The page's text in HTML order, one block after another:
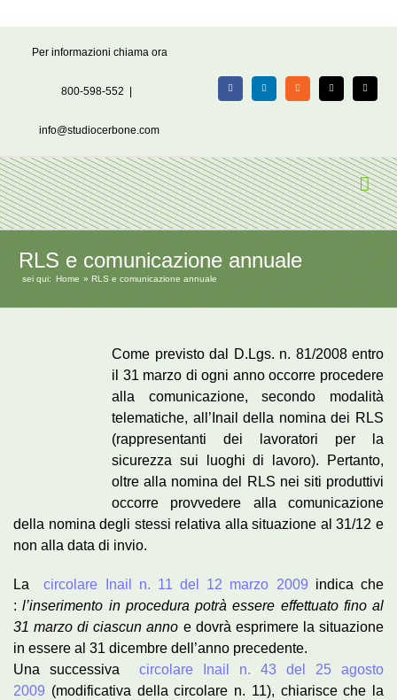
Per informazioni chiama ora
800-598-552
info@studiocerbone.com
FacebookLinkedIn Rss X Email
RLS e comunicazione annuale
sei qui: Home RLS e comunicazione annuale
Come previsto dal D.Lgs. n. 81/2008 entro
il 31 marzo di ogni anno occorre procedere
alla comunicazione, secondo modalità
telematiche, all’Inail della nomina dei RLS
(rappresentanti dei lavoratori per la
sicurezza sui luoghi di lavoro). Pertanto,
oltre alla nomina del RLS nei siti produttivi
occorre provvedere alla comunicazione
della nomina degli stessi relativa alla situazione al 31/12 e
non alla data di invio.
Lacircolare Inail n. 11 del 12 marzo 2009 indica che
:l’inserimento in procedura potrà essere effettuato fino al
31 marzo di ciascun anno e dovrà esprimere la situazione
in essere al 31 dicembre dell’anno precedente.
Una successiva circolare Inail n. 43 del 25 agosto
2009 (modificativa della circolare n. 11), chiarisce che la